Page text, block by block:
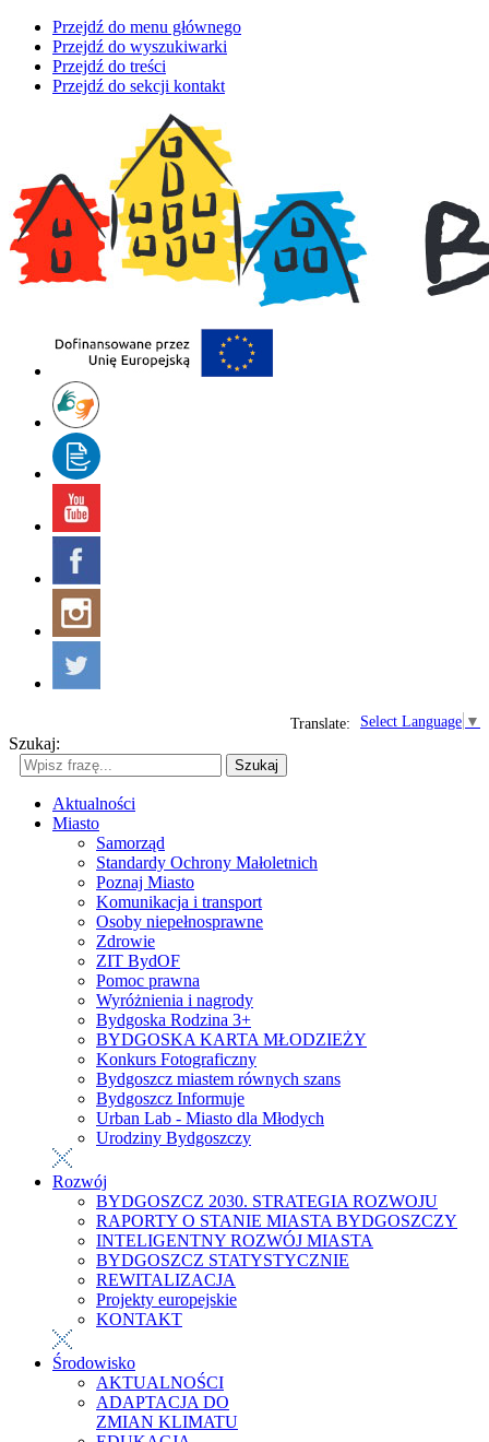
Przejdź do menu głównego
Przejdź do wyszukiwarki
Przejdź do treści
Przejdź do sekcji kontakt
Select Language ▼
Translate:
Szukaj:
Szukaj
Aktualności
Miasto
Samorząd
Standardy Ochrony Małoletnich
Poznaj Miasto
Komunikacja i transport
Osoby niepełnosprawne
Zdrowie
ZIT BydOF
Pomoc prawna
Wyróżnienia i nagrody
Bydgoska Rodzina 3+
BYDGOSKA KARTA MŁODZIEŻY
Konkurs Fotograficzny
Bydgoszcz miastem równych szans
Bydgoszcz Informuje
Urban Lab - Miasto dla Młodych
Urodziny Bydgoszczy
Rozwój
BYDGOSZCZ 2030. STRATEGIA ROZWOJU
RAPORTY O STANIE MIASTA BYDGOSZCZY
INTELIGENTNY ROZWÓJ MIASTA
BYDGOSZCZ STATYSTYCZNIE
REWITALIZACJA
Projekty europejskie
KONTAKT
Środowisko
AKTUALNOŚCI
ADAPTACJA DO
ZMIAN KLIMATU